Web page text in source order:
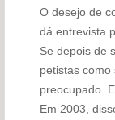
O desejo de
dá entrevista
Se depois de
petistas
preocupado.
Em 2003,